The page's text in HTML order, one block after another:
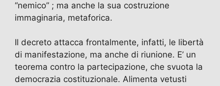
“nemico” ; ma anche la sua costruzione
immaginaria, metaforica.
Il decreto attacca frontalmente, infatti, le libertà
di manifestazione, ma anche di riunione. E’ un
teorema contro la partecipazione, che svuota la
democrazia costituzionale. Alimenta vetusti